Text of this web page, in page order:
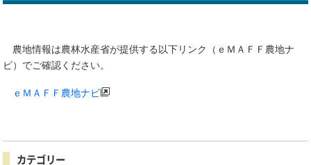
農地情報は農林水産省が提供する以下リンク（ｅＭＡＦＦ農地ナ
ビ）でご確認ください。
ｅＭＡＦＦ農地ナビ
カテゴリー